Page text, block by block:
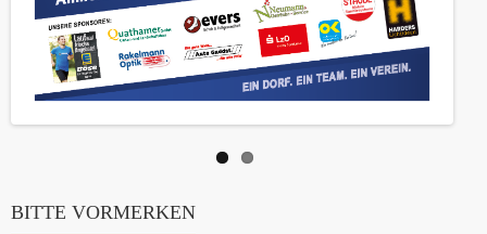
BITTE VORMERKEN